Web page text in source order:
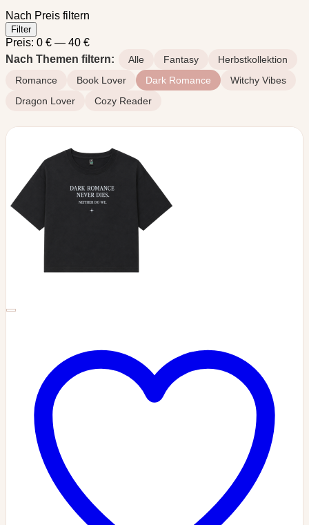
Nach Preis filtern
Min.
Preis
Max.
Preis
Filter
Preis: 0 € — 40 €
Nach Themen filtern:
Alle Fantasy
Herbstkollektion
Romance
Book Lover Dark Romance
Witchy Vibes
Dragon Lover
Cozy Reader